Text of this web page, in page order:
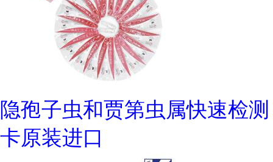
隐孢子虫和贾第虫属快速检测
卡原装进口